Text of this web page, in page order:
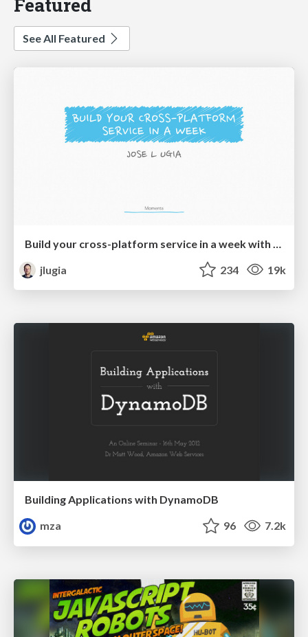
See All Featured
jlugia
234 19k
Building Applications with DynamoDB
mza
96 7.2k